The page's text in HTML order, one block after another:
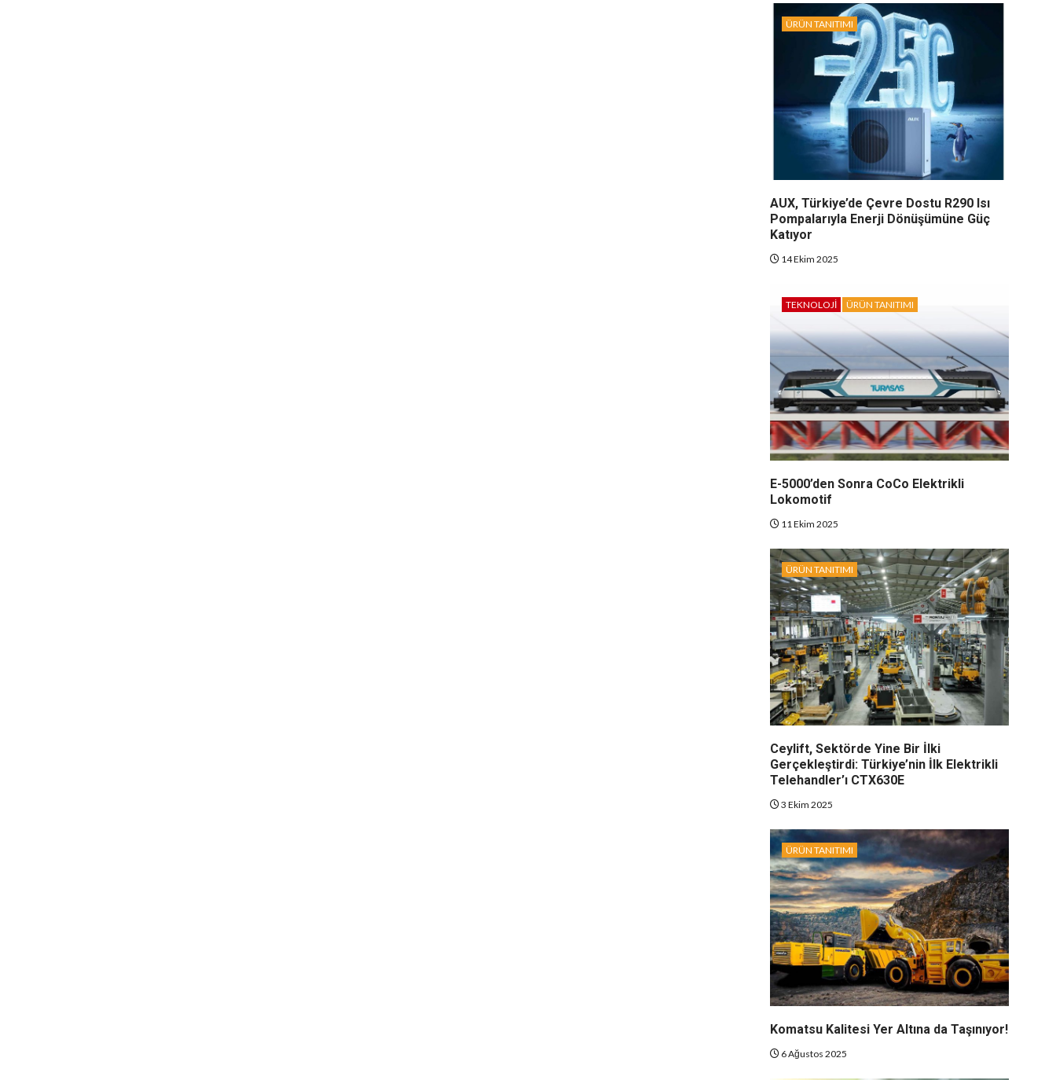
ÜRÜN TANITIMI
AUX, Türkiye’de Çevre Dostu R290 Isı
Pompalarıyla Enerji Dönüşümüne Güç
Katıyor
14 Ekim 2025
TEKNOLOJI ÜRÜN TANITIMI
E-5000’den Sonra CoCo Elektrikli
Lokomotif
11 Ekim 2025
ÜRÜN TANITIMI
Ceylift, Sektörde Yine Bir İlki
Gerçekleştirdi: Türkiye’nin İlk Elektrikli
Telehandler’ı CTX630E
3 Ekim 2025
ÜRÜN TANITIMI
Komatsu Kalitesi Yer Altına da Taşınıyor!
6 Ağustos 2025